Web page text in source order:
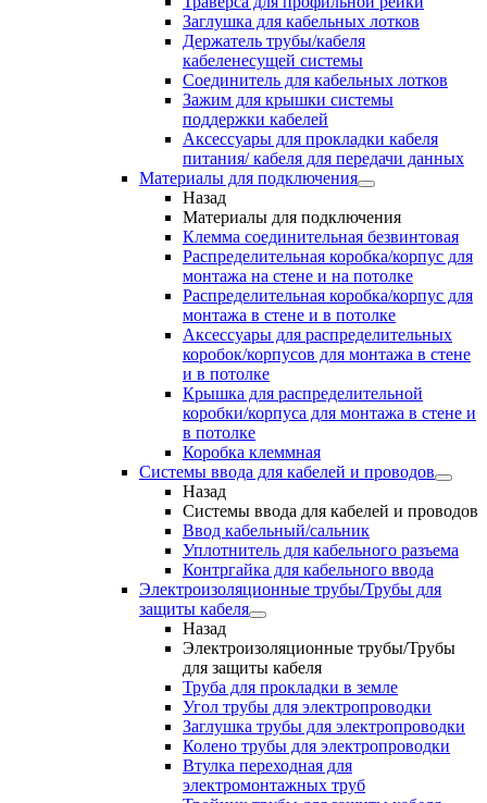
Заглушка для кабельных лотков
Держатель трубы/кабеля
кабеленесущей системы
Соединитель для кабельных лотков
Зажим для крышки системы
поддержки кабелей
Аксессуары для прокладки кабеля
питания/ кабеля для передачи данных
Материалы для подключения
Назад
Материалы для подключения
Клемма соединительная безвинтовая
Распределительная коробка/корпус для
монтажа на стене и на потолке
Распределительная коробка/корпус для
монтажа в стене и в потолке
Аксессуары для распределительных
коробок/корпусов для монтажа в стене
и в потолке
Крышка для распределительной
коробки/корпуса для монтажа в стене и
в потолке
Коробка клеммная
Системы ввода для кабелей и проводов
Назад
Системы ввода для кабелей и проводов
Ввод кабельный/сальник
Уплотнитель для кабельного разъема
Контргайка для кабельного ввода
Электроизоляционные трубы/Трубы для
защиты кабеля
Назад
Электроизоляционные трубы/Трубы
для защиты кабеля
Труба для прокладки в земле
Угол трубы для электропроводки
Заглушка трубы для электропроводки
Колено трубы для электропроводки
Втулка переходная для
электромонтажных труб